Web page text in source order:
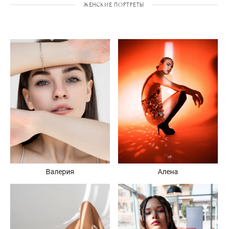
ЖЕНСКИЕ ПОРТРЕТЫ
Валерия Алена